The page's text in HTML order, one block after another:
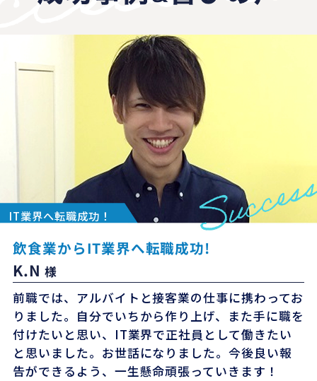
IT業界へ転職成功！
飲食業からIT業界へ転職成功!
K.N 様
前職では、アルバイトと接客業の仕事に携わってお
りました。自分でいちから作り上げ、また手に職を
付けたいと思い、IT業界で正社員として働きたい
と思いました。お世話になりました。今後良い報
告ができるよう、一生懸命頑張っていきます！